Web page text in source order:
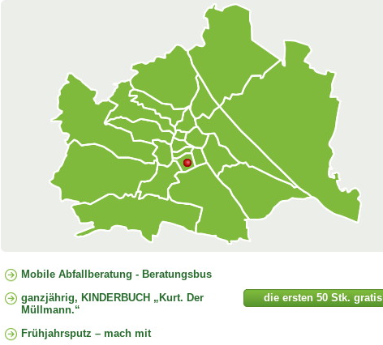
Mobile Abfallberatung - Beratungsbus
die ersten 50 Stk. gratis
ganzjährig, KINDERBUCH „Kurt. Der
Müllmann.“
Frühjahrsputz – mach mit